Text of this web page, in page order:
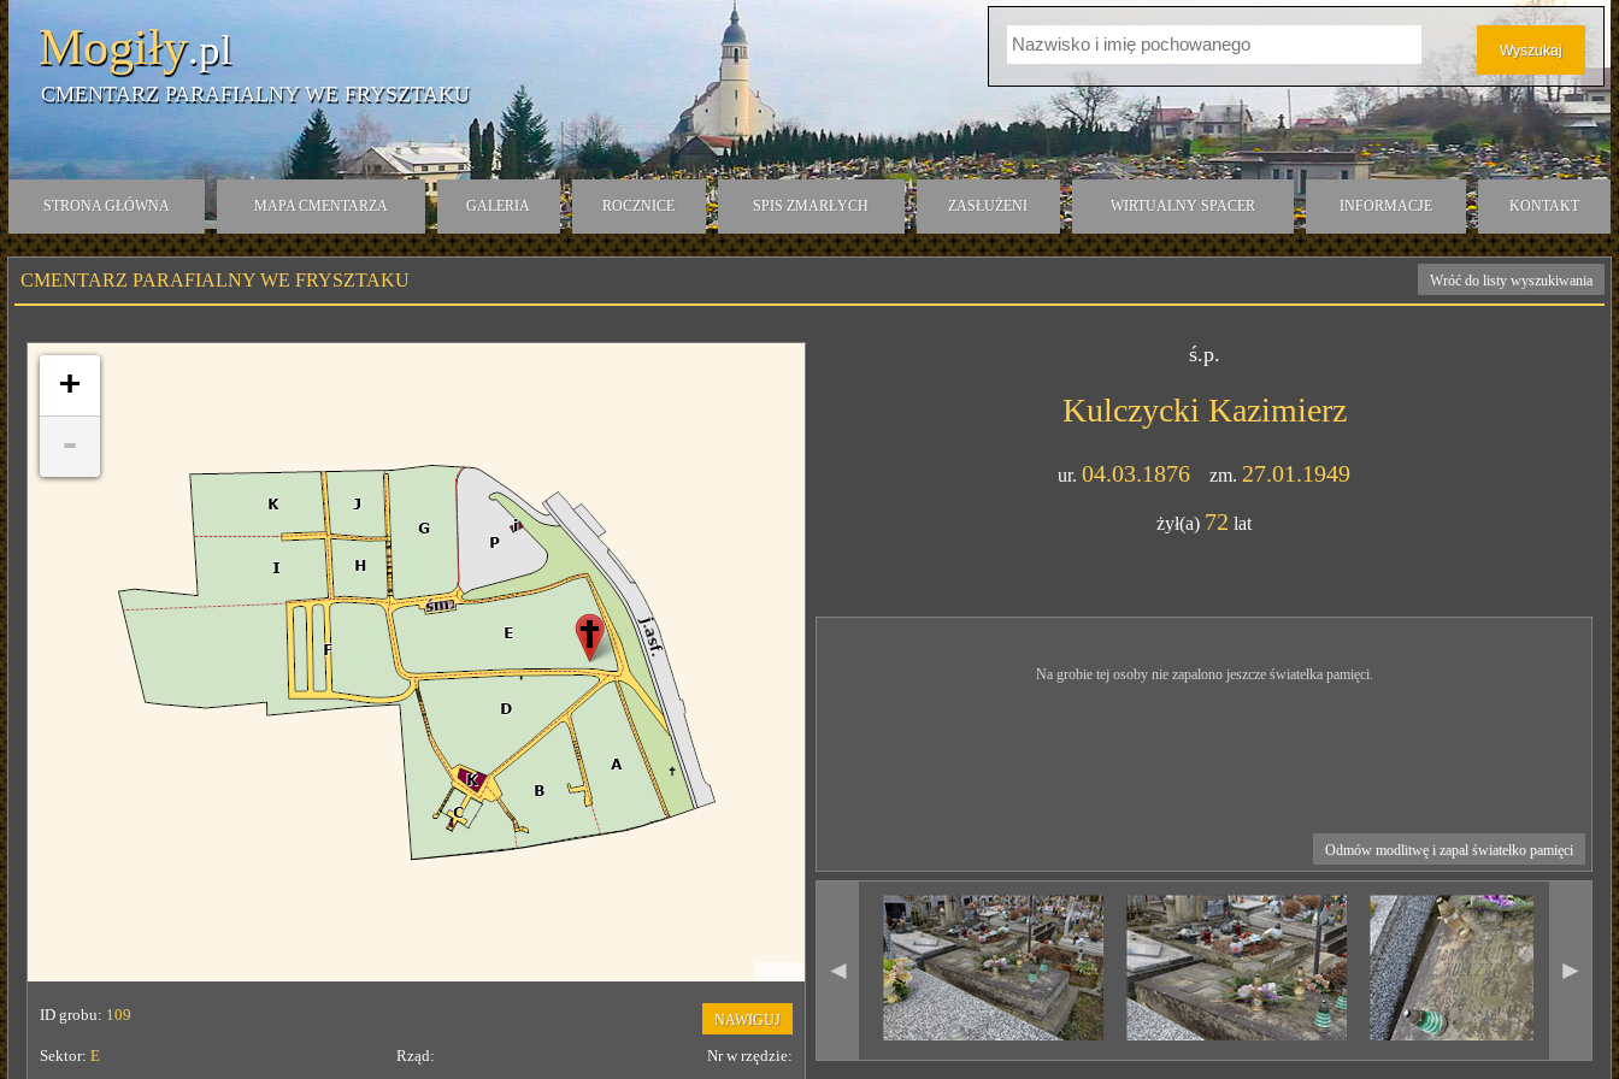
Mogiły.pl
CMENTARZ PARAFIALNY WE FRYSZTAKU
STRONA GŁÓWNA MAPA CMENTARZA GALERIA ROCZNICE SPIS ZMARŁYCH ZASŁUŻENI WIRTUALNY SPACER INFORMACJE KONTAKT
CMENTARZ PARAFIALNY WE FRYSZTAKU Wróć do listy wyszukiwania
+
-
ID grobu: 109 NAWIGUJ
Sektor: E Rząd: Nr w rzędzie:
ś.p.
Kulczycki Kazimierz
ur.04.03.1876 zm. 27.01.1949
żył(a) 72 lat
Na grobie tej osoby nie zapalono jeszcze światełka pamięci.
Odmów modlitwę i zapal światełko pamięci
◄ ►